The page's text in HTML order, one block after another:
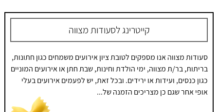
קייטרינג לסעודות מצווה
סעודות מצווה אנו מספקים לטובת ציון אירועים משמחים כגון חתונות,
בריתות, בר/ת מצווה, ימי הולדת וחינות, שבת חתן או אירועים המוניים
כגון כנסים, ועידות או ירידים. ובכל זאת, יש לפעמים אירועים בעלי
אופי אחר שגם כן מצריכים הזמנה של...